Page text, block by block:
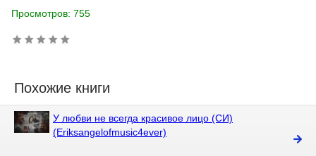
Просмотров: 755
Похожие книги
У любви не всегда красивое лицо (СИ)
(Eriksangelofmusic4ever)